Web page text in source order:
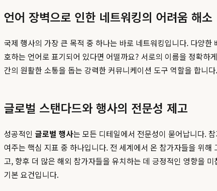
언어 장벽으로 인한 네트워킹의 어려움 해소
국제 행사의 가장 큰 목적 중 하나는 바로 네트워킹입니다. 다양
호하는 언어로 표기되어 있다면 어떨까요? 서로의 이름을 정확
간의 원활한 소통을 돕는 강력한 커뮤니케이션 도구 역할을 합니
글로벌 스탠다드와 행사의 전문성 제고
성공적인 글로벌 행사는 모든 디테일에서 전문성이 묻어납니다.
여주는 핵심 지표 중 하나입니다. 전 세계에서 온 참가자들을 위
고, 향후 더 많은 해외 참가자들을 유치하는 데 긍정적인 영향을
기본 요건입니다.